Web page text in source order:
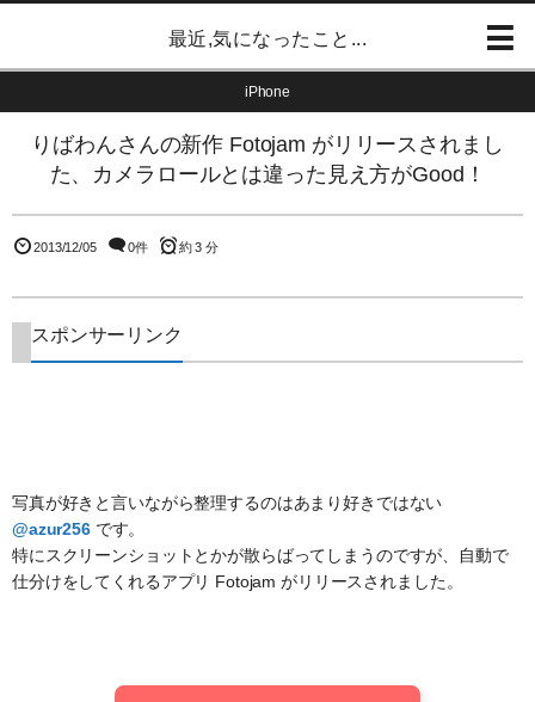
最近,気になったこと...
iPhone
りばわんさんの新作 Fotojam がリリースされまし
た、カメラロールとは違った見え方がGood！
2013/12/05 0件 約 3 分
スポンサーリンク
写真が好きと言いながら整理するのはあまり好きではない
@azur256です。
特にスクリーンショットとかが散らばってしまうのですが、自動で
仕分けをしてくれるアプリ Fotojam がリリースされました。